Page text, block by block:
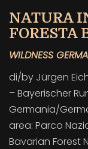
NATURA
FORESTA
WILDNESS
di/by Jürgen
– Bayerischer
Germania/
area: Parco
Bavarian Forest